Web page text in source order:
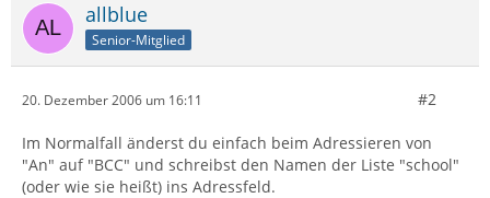
allblue
Senior-Mitglied
20. Dezember 2006 um 16:11 #2
Im Normalfall änderst du einfach beim Adressieren von
"An" auf "BCC" und schreibst den Namen der Liste "school"
(oder wie sie heißt) ins Adressfeld.